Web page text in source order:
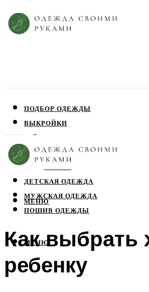
ПОДБОР ОДЕЖДЫ
ВЫКРОЙКИ
ЮБКИ
ДЕТСКАЯ ОДЕЖДА
МУЖСКАЯ ОДЕЖДА
ПОШИВ ОДЕЖДЫ
МЕНЮ
МЕНЮ
Как выбрать
ребенку